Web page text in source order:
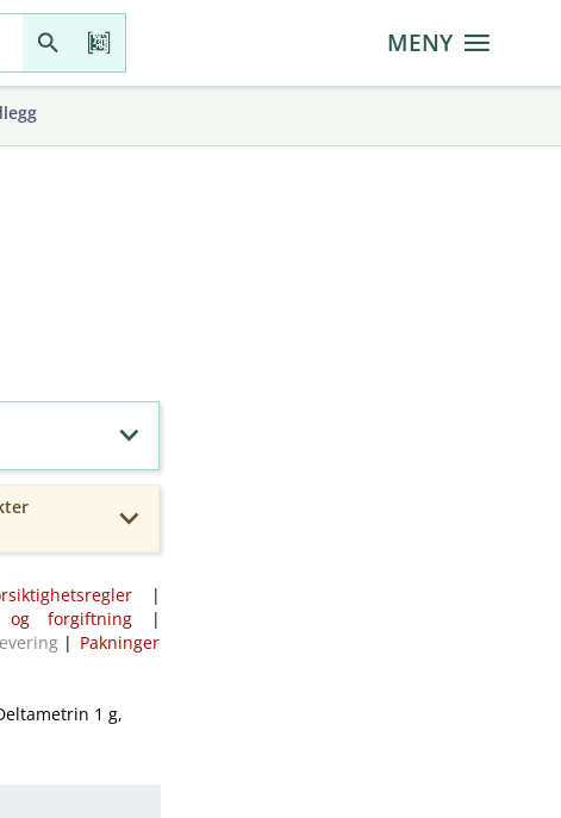
MENY
|
og forgiftning |
| Pakninger
1 g,